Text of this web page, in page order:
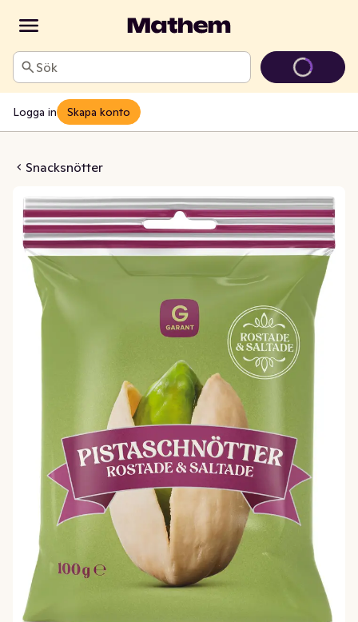
Sök
Logga in Skapa konto
Snacksnötter
& Saltade